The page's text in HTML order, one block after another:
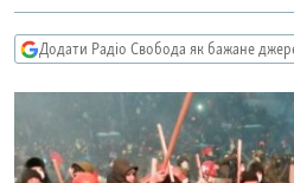
Перейти
до
КУЛЬТУРА
СПОРТ
УКРАЇНА
КРИМ.РЕАЛІЇ
ТИ ЯК?
СХЕМИ
Додати Радіо Свобода як бажане